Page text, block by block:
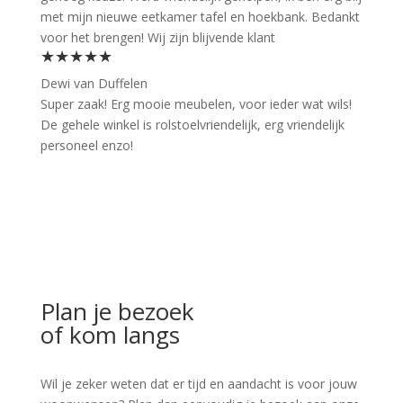
met mijn nieuwe eetkamer tafel en hoekbank. Bedankt
voor het brengen! Wij zijn blijvende klant
★★★★★
Dewi van Duffelen
Super zaak! Erg mooie meubelen, voor ieder wat wils!
De gehele winkel is rolstoelvriendelijk, erg vriendelijk
personeel enzo!
Plan je bezoek
of kom langs
Wil je zeker weten dat er tijd en aandacht is voor jouw